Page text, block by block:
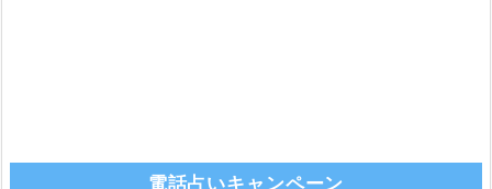
電話占いキャンペーン